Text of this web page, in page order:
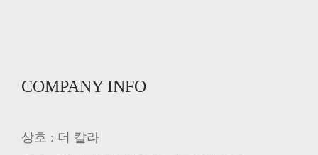
COMPANY INFO
상호 : 더 칼라